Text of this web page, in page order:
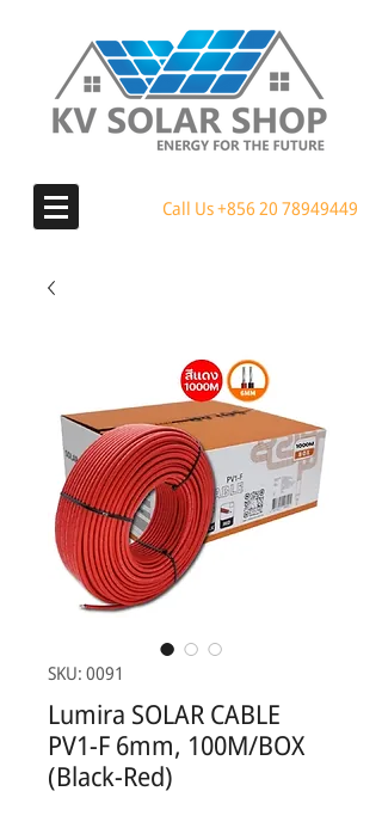
Call Us+856 20 78949449
SKU: 0091
​Lumira SOLAR CABLE
PV1-F 6mm, 100M/BOX
(Black-Red)